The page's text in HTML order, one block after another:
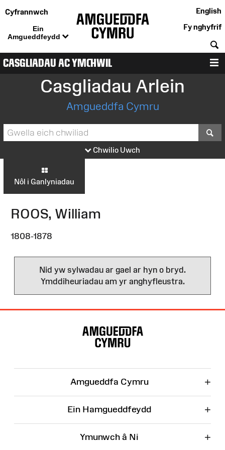
Cyfrannwch
Ein
Amgueddfeydd
English
Fy nghyfrif
CASGLIADAU AC YMCHWIL
Casgliadau Arlein
Amgueddfa Cymru
Chwilio Uwch
Nôl i Ganlyniadau
ROOS, William
1808-1878
Nid yw sylwadau ar gael ar hyn o bryd.
Ymddiheuriadau am yr anghyfleustra.
Amgueddfa Cymru +
Ein Hamgueddfeydd +
Ymunwch â Ni +